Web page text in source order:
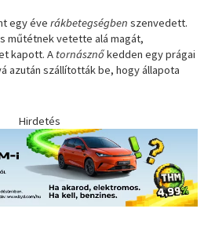
egy éverákbetegségben szenvedett.
műtétnek vetette alá magát,
kapott. A tornásznőkedden egy prágai
azután szállították be, hogy állapota
Hirdetés